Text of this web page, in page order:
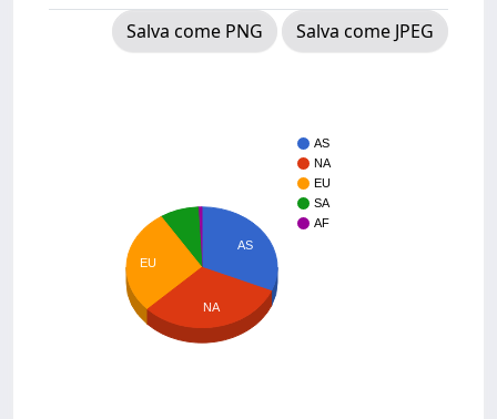
Salva come PNG
Salva come JPEG
AS
NA
EU
SA
AF
AS
EU
NA